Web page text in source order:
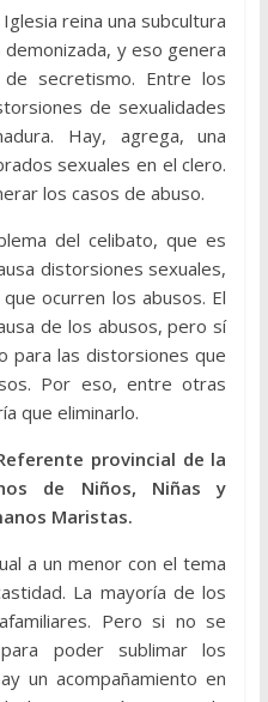
reina una subcultura
y eso genera
secretismo. Entre los
de sexualidades
Hay, agrega, una
sexuales en el clero.
los casos de abuso.
del celibato, que es
distorsiones sexuales,
ocurren los abusos. El
de los abusos, pero sí
para las distorsiones que
Por eso, entre otras
que eliminarlo.
provincial de la
de Niños, Niñas y
Maristas.
a un menor con el tema
La mayoría de los
Pero si no se
poder sublimar los
un acompañamiento en